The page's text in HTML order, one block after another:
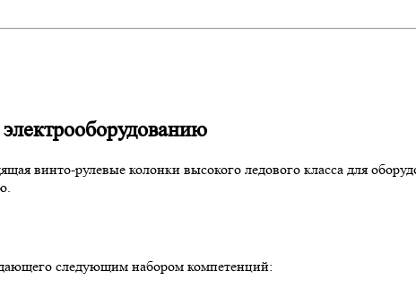
винто-рулевые колонки высокого ледового класса для
следующим набором компетенций: